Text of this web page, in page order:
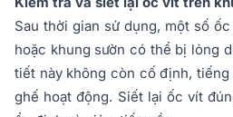
Sau thời gian sử dụng, một số
hoặc khung sườn có thể bị lỏng
tiết này không còn cố định,
ghế hoạt động. Siết lại ốc vít